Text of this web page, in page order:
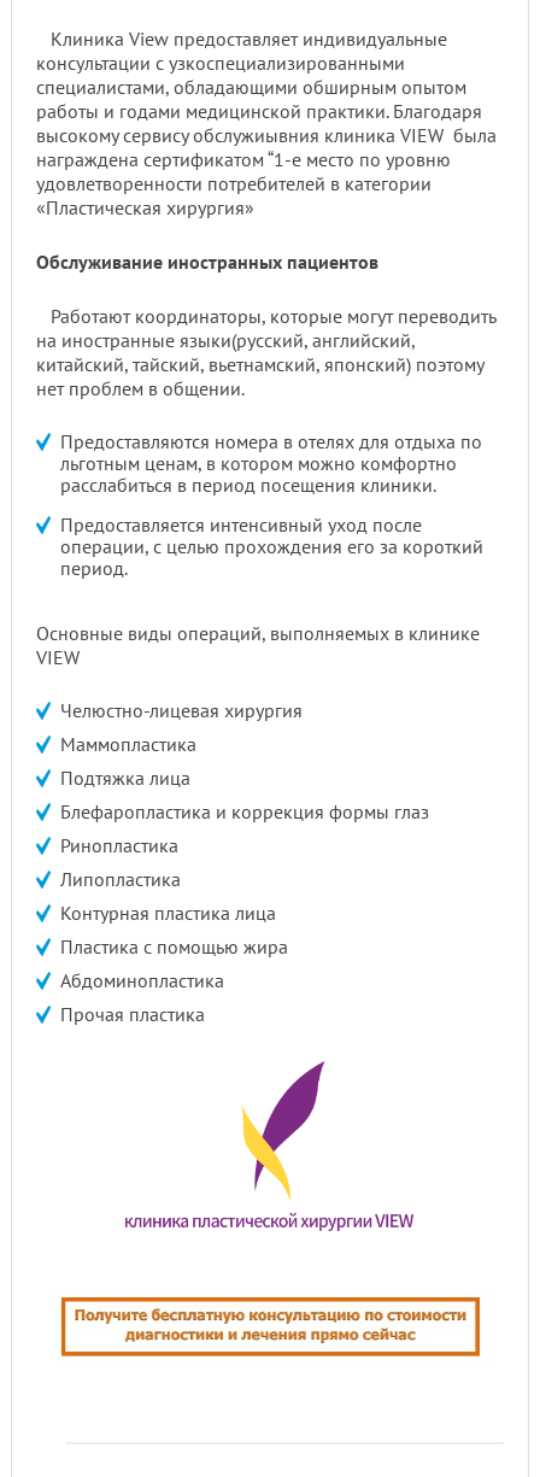
Клиника View предоставляет индивидуальные
консультации с узкоспециализированными
специалистами, обладающими обширным опытом
работы и годами медицинской практики. Благодаря
высокому сервису обслужиывния клиника VIEW была
награждена сертификатом “1-е место по уровню
удовлетворенности потребителей в категории
«Пластическая хирургия»
Обслуживание иностранных пациентов
Работают координаторы, которые могут переводить
на иностранные языки(русский, английский,
китайский, тайский, вьетнамский, японский) поэтому
нет проблем в общении.
Предоставляются номера в отелях для отдыха по
льготным ценам, в котором можно комфортно
расслабиться в период посещения клиники.
Предоставляется интенсивный уход после
операции, с целью прохождения его за короткий
период.
Основные виды операций, выполняемых в клинике
VIEW
Челюстно-лицевая хирургия
Маммопластика
Подтяжка лица
Блефаропластика и коррекция формы глаз
Ринопластика
Липопластика
Контурная пластика лица
Пластика с помощью жира
Абдоминопластика
Прочая пластика